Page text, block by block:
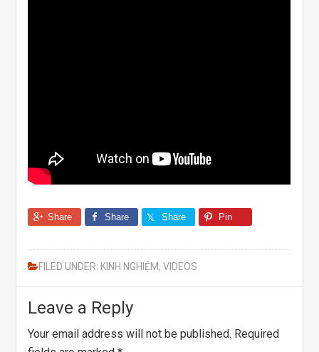
Share Share Share Pin
FILED UNDER: KINH NGHIỆM,VIDEOS
Leave a Reply
Your email address will not be published. Required